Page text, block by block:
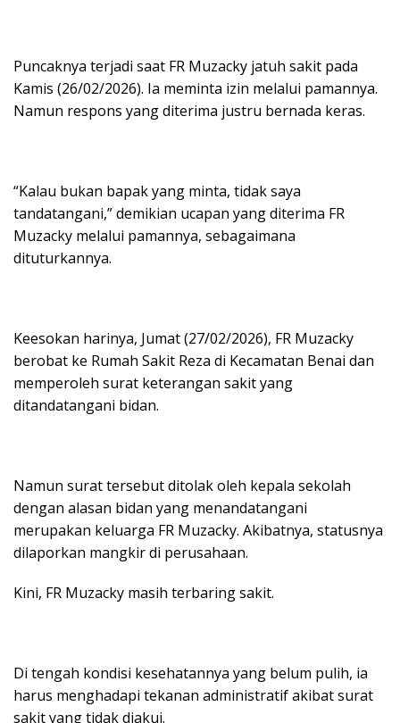
Puncaknya terjadi saat FR Muzacky jatuh sakit pada
Kamis (26/02/2026). Ia meminta izin melalui pamannya.
Namun respons yang diterima justru bernada keras.
“Kalau bukan bapak yang minta, tidak saya
tandatangani,” demikian ucapan yang diterima FR
Muzacky melalui pamannya, sebagaimana
dituturkannya.
Keesokan harinya, Jumat (27/02/2026), FR Muzacky
berobat ke Rumah Sakit Reza di Kecamatan Benai dan
memperoleh surat keterangan sakit yang
ditandatangani bidan.
Namun surat tersebut ditolak oleh kepala sekolah
dengan alasan bidan yang menandatangani
merupakan keluarga FR Muzacky. Akibatnya, statusnya
dilaporkan mangkir di perusahaan.
Kini, FR Muzacky masih terbaring sakit.
Di tengah kondisi kesehatannya yang belum pulih, ia
harus menghadapi tekanan administratif akibat surat
sakit yang tidak diakui.